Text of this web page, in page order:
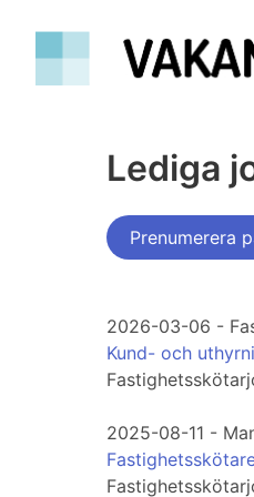
Lediga
Prenumerera
2026-03-06 -
Kund- och
2025-08-11 -